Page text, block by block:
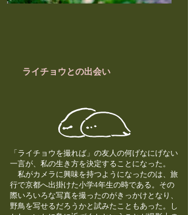
ライチョウとの出会い
「ライチョウを撮れば」の友人の何げなにげない
一言が、私の生き方を決定することになった。
私がカメラに興味を持つようになったのは、旅
行で京都へ出掛けた小学4年生の時である。その
際いろいろな写真を撮ったのがきっかけとなり、
野鳥を写せるだろうかと試みたこともあった。し